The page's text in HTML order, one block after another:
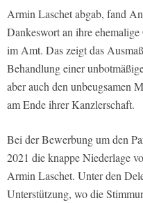
Armin Laschet abgab, fand
Dankeswort an ihre
im Amt. Das zeigt das
Behandlung einer
aber auch den unbeugsamen
am Ende ihrer Kanzlerschaft.
Bei der Bewerbung um den
2021 die knappe Niederlage
Armin Laschet. Unter den
Unterstützung, wo die